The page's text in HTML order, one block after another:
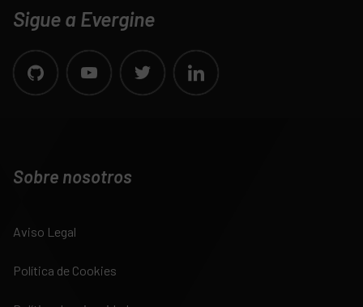
Sigue a Evergine
Sobre nosotros
Aviso Legal
Política de Cookies